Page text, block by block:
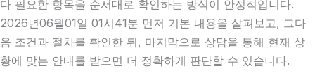
다 필요한 항목을 순서대로 확인하는 방식이 안정적입니다.
2026년06월01일 01시41분 먼저 기본 내용을 살펴보고, 그다
음 조건과 절차를 확인한 뒤, 마지막으로 상담을 통해 현재 상
황에 맞는 안내를 받으면 더 정확하게 판단할 수 있습니다.